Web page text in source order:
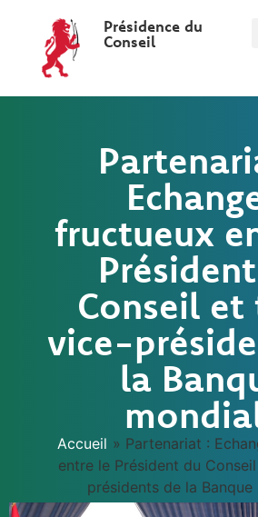
Présidence du
Conseil
fructueux
Conseil et
vice-
la
Accueil » Partenariat :
entre le Président du
présidents de la Banque